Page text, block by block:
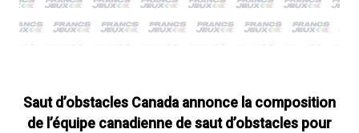
Saut d’obstacles Canada annonce la composition
de l’équipe canadienne de saut d’obstacles pour